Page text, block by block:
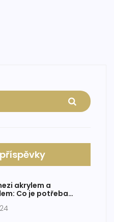
akrylem a
Co je potřeba